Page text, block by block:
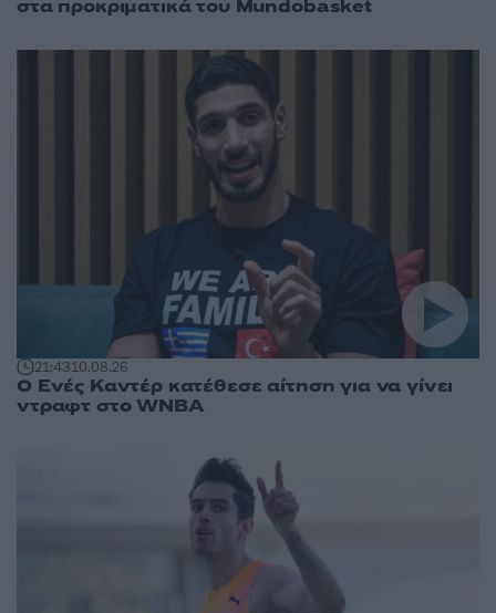
στα προκριματικά του Mundobasket
21:4310.08.26
Ο Ενές Καντέρ κατέθεσε αίτηση για να γίνει
ντραφτ στο WNBA